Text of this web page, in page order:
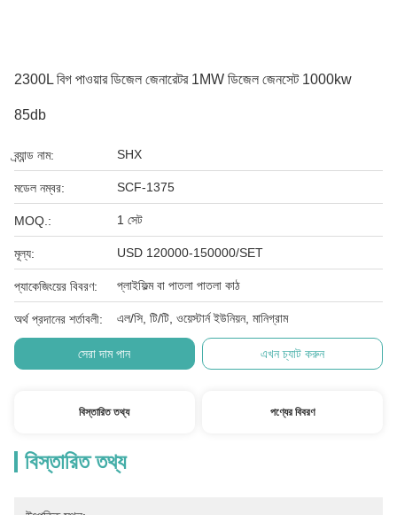
2300L বিগ পাওয়ার ডিজেল জেনারেটর 1MW ডিজেল জেনসেট 1000kw
85db
ব্র্যান্ড নাম: SHX
মডেল নম্বর: SCF-1375
MOQ.: 1 সেট
মূল্য: USD 120000-150000/SET
প্যাকেজিংয়ের বিবরণ: প্লাইফিল্ম বা পাতলা পাতলা কাঠ
অর্থ প্রদানের শর্তাবলী: এল/সি, টি/টি, ওয়েস্টার্ন ইউনিয়ন, মানিগ্রাম
সেরা দাম পান এখন চ্যাট করুন
বিস্তারিত তথ্য পণ্যের বিবরণ
বিস্তারিত তথ্য